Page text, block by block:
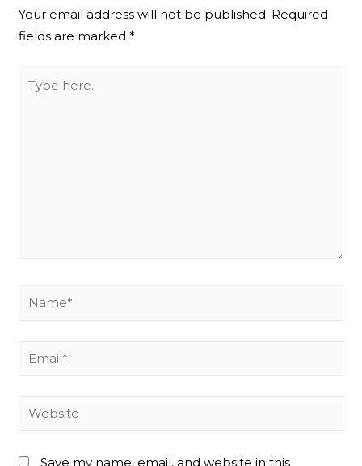
Your email address will not be published. Required
fields are marked*
here..
Name*
Email*
Website
Save my name, email, and website in this